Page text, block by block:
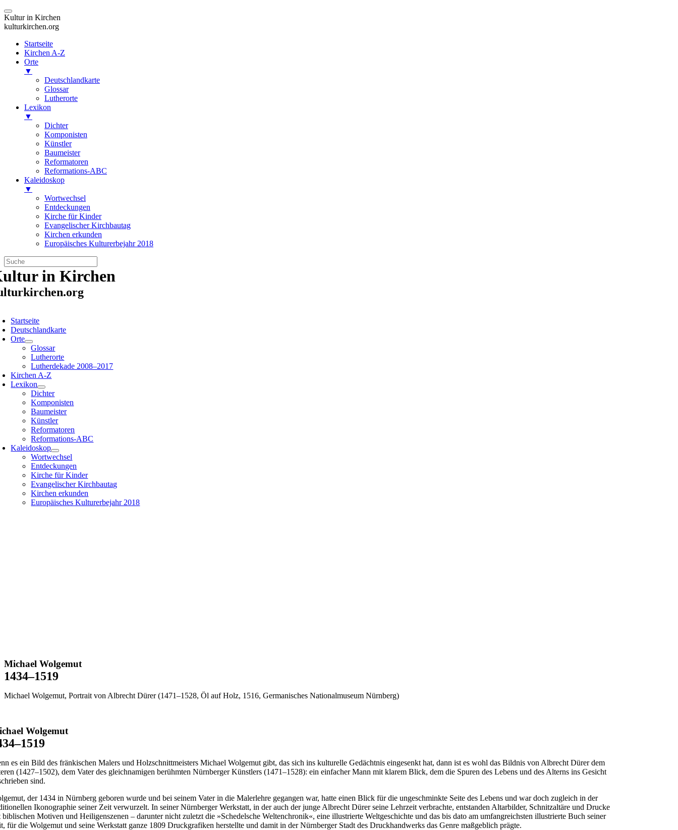
Kultur in Kirchen
kulturkirchen.org
Startseite
Kirchen A-Z
Orte
▼
Deutschlandkarte
Glossar
Lutherorte
Lexikon
▼
Dichter
Komponisten
Künstler
Baumeister
Reformatoren
Reformations-ABC
Kaleidoskop
▼
Wortwechsel
Entdeckungen
Kirche für Kinder
Evangelischer Kirchbautag
Kirchen erkunden
Europäisches Kulturerbejahr 2018
Zum
Inhalt
springen
in Kirchen
Startseite
Deutschlandkarte
Orte
Glossar
Lutherorte
Lutherdekade 2008–2017
Kirchen A-Z
Lexikon
Dichter
Komponisten
Baumeister
Künstler
Reformatoren
Reformations-ABC
Kaleidoskop
Wortwechsel
Entdeckungen
Kirche für Kinder
Evangelischer Kirchbautag
Kirchen erkunden
Europäisches Kulturerbejahr 2018
Michael Wolgemut
1434–1519
Michael Wolgemut, Portrait von Albrecht Dürer (1471–1528, Öl auf Holz, 1516, Germanisches Nationalmuseum Nürnberg)
Wolgemut
es ein Bild des fränkischen Malers und Holzschnittmeisters Michael Wolgemut gibt, das sich ins kulturelle Gedächtnis eingesenkt hat, dann ist es wohl das Bildnis von Albrecht Dürer dem
(1427–1502), dem Vater des gleichnamigen berühmten Nürnberger Künstlers (1471–1528): ein einfacher Mann mit klarem Blick, dem die Spuren des Lebens und des Alterns ins Gesicht
sind.
der 1434 in Nürnberg geboren wurde und bei seinem Vater in die Malerlehre gegangen war, hatte einen Blick für die ungeschminkte Seite des Lebens und war doch zugleich in der
Ikonographie seiner Zeit verwurzelt. In seiner Nürnberger Werkstatt, in der auch der junge Albrecht Dürer seine Lehrzeit verbrachte, entstanden Altarbilder, Schnitzaltäre und Drucke
biblischen Motiven und Heiligenszenen – darunter nicht zuletzt die »Schedelsche Weltenchronik«, eine illustrierte Weltgeschichte und das bis dato am umfangreichsten illustrierte Buch seiner
für die Wolgemut und seine Werkstatt ganze 1809 Druckgrafiken herstellte und damit in der Nürnberger Stadt des Druckhandwerks das Genre maßgeblich prägte.